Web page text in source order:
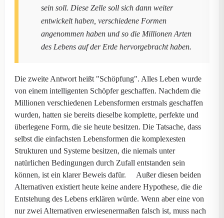
sein soll. Diese Zelle soll sich dann weiter
entwickelt haben, verschiedene Formen
angenommen haben und so die Millionen Arten
des Lebens auf der Erde hervorgebracht haben.
Die zweite Antwort heißt "Schöpfung". Alles Leben wurde
von einem intelligenten Schöpfer geschaffen. Nachdem die
Millionen verschiedenen Lebensformen erstmals geschaffen
wurden, hatten sie bereits dieselbe komplette, perfekte und
überlegene Form, die sie heute besitzen. Die Tatsache, dass
selbst die einfachsten Lebensformen die komplexesten
Strukturen und Systeme besitzen, die niemals unter
natürlichen Bedingungen durch Zufall entstanden sein
können, ist ein klarer Beweis dafür. Außer diesen beiden
Alternativen existiert heute keine andere Hypothese, die die
Entstehung des Lebens erklären würde. Wenn aber eine von
nur zwei Alternativen erwiesenermaßen falsch ist, muss nach